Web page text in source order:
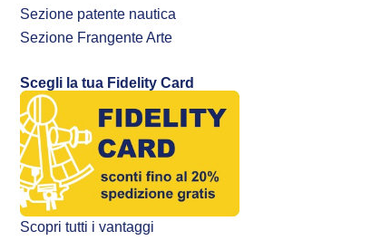
Sezione patente nautica
Sezione Frangente Arte
Scegli la tua Fidelity Card
Scopri tutti i vantaggi